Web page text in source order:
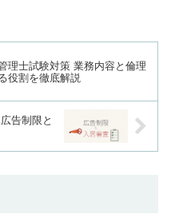
理士試験対策 業務内容と倫理
役割を徹底解説
告制限と